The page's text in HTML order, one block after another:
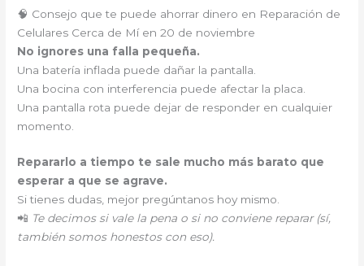
🧠 Consejo que te puede ahorrar dinero en Reparación de
Celulares Cerca de Mí en 20 de noviembre
No ignores una falla pequeña.
Una batería inflada puede dañar la pantalla.
Una bocina con interferencia puede afectar la placa.
Una pantalla rota puede dejar de responder en cualquier
momento.
Repararlo a tiempo te sale mucho más barato que
esperar a que se agrave.
Si tienes dudas, mejor pregúntanos hoy mismo.
📲 Te decimos si vale la pena o si no conviene reparar (sí,
también somos honestos con eso).